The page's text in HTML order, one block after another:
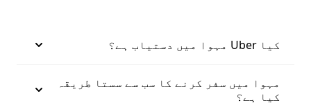
کیا Uber مہوا میں دستیاب ہے؟
مہوا میں سفر کرنے کا سب سے سستا طریقہ
کیا ہے؟